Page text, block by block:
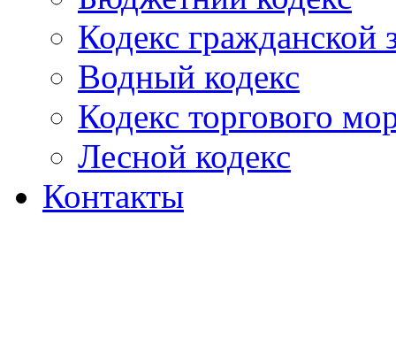
Кодекс гражданской
Водный кодекс
Кодекс торгового
Лесной кодекс
Контакты